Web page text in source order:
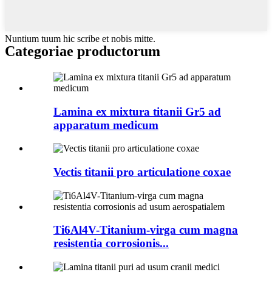
Nuntium tuum hic scribe et nobis mitte.
Categoriae productorum
Lamina ex mixtura titanii Gr5 ad
apparatum medicum
Vectis titanii pro articulatione coxae
Ti6Al4V-Titanium-virga cum magna
resistentia corrosionis...